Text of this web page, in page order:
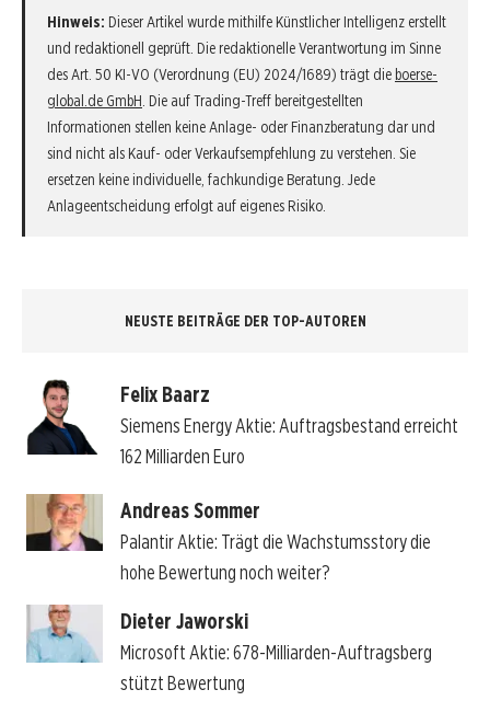
Hinweis: Dieser Artikel wurde mithilfe Künstlicher Intelligenz erstellt
und redaktionell geprüft. Die redaktionelle Verantwortung im Sinne
des Art. 50 KI-VO (Verordnung (EU) 2024/1689) trägt die boerse-
global.de GmbH . Die auf Trading-Treff bereitgestellten
Informationen stellen keine Anlage- oder Finanzberatung dar und
sind nicht als Kauf- oder Verkaufsempfehlung zu verstehen. Sie
ersetzen keine individuelle, fachkundige Beratung. Jede
Anlageentscheidung erfolgt auf eigenes Risiko.
NEUSTE BEITRÄGE DER TOP-AUTOREN
Felix Baarz
Siemens Energy Aktie: Auftragsbestand erreicht
162 Milliarden Euro
Andreas Sommer
Palantir Aktie: Trägt die Wachstumsstory die
hohe Bewertung noch weiter?
Dieter Jaworski
Microsoft Aktie: 678-Milliarden-Auftragsberg
stützt Bewertung